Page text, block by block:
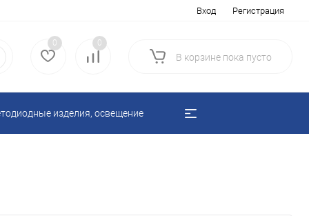
Вход Регистрация
0 0
В корзине пока пусто
изделия, освещение